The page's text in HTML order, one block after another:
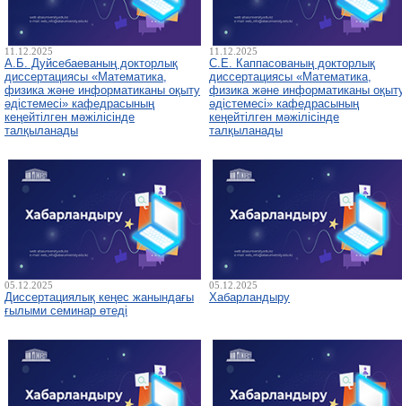
11.12.2025
А.Б. Дуйсебаеваның докторлық
диссертациясы «Математика,
физика және информатиканы оқыту
әдістемесі» кафедрасының
кеңейтілген мәжілісінде
талқыланады
11.12.2025
С.Е. Каппасованың докторлық
диссертациясы «Математика,
физика және информатиканы
әдістемесі» кафедрасының
кеңейтілген мәжілісінде
талқыланады
05.12.2025
Диссертациялық кеңес жанындағы
ғылыми семинар өтеді
05.12.2025
Хабарландыру